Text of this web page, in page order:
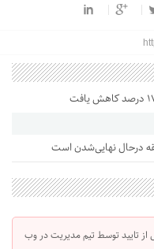
درحال نهایی‌شدن است
تایید توسط تیم مدیریت در وب